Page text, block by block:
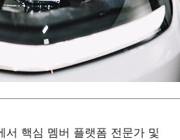
핵심 멤버 플랫폼 전문가 및